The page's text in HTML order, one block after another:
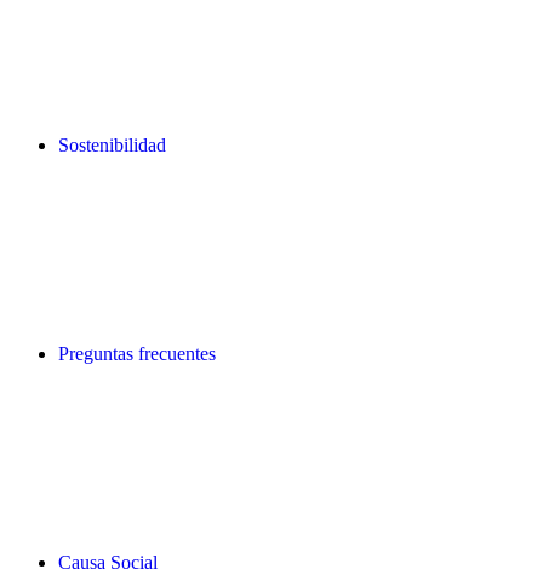
Sostenibilidad
Preguntas frecuentes
Causa Social